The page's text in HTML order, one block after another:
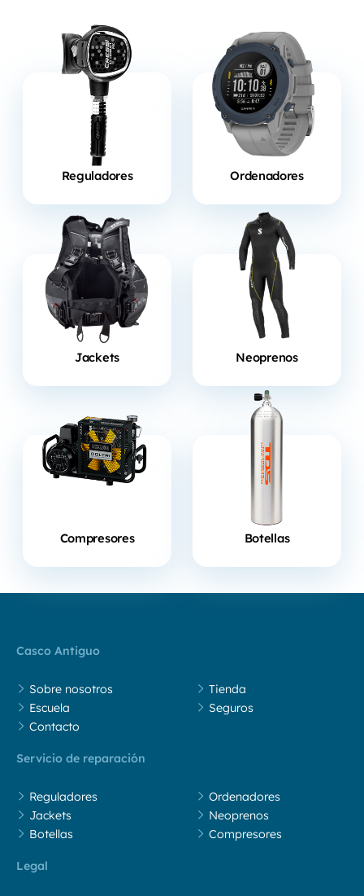
Reguladores Ordenadores
Jackets Neoprenos
Compresores Botellas
Casco Antiguo
Sobre nosotros
Tienda
Escuela
Seguros
Contacto
Servicio de reparación
Reguladores
Ordenadores
Jackets
Neoprenos
Botellas
Compresores
Legal